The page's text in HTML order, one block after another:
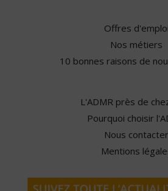
Offres d'emploi
Nos métiers
10 bonnes raisons de
L'ADMR près de
Pourquoi choisir
Nous contacter
Mentions